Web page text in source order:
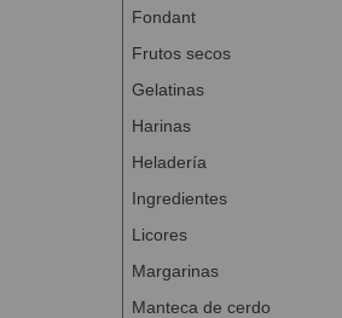
Fondant
Frutos secos
Gelatinas
Harinas
Heladería
Ingredientes
Licores
Margarinas
Manteca de cerdo